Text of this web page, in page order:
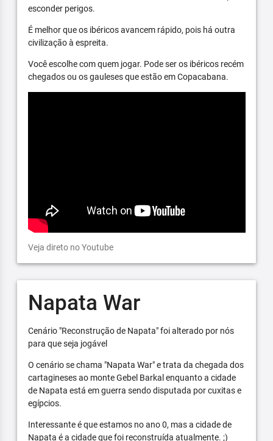
esconder perigos.
É melhor que os ibéricos avancem rápido, pois há outra
civilização à espreita.
Você escolhe com quem jogar. Pode ser os ibéricos recém
chegados ou os gauleses que estão em Copacabana.
Veja direto no Youtube
Napata War
Cenário "Reconstrução de Napata" foi alterado por nós
para que seja jogável
O cenário se chama "Napata War" e trata da chegada dos
cartagineses ao monte Gebel Barkal enquanto a cidade
de Napata está em guerra sendo disputada por cuxitas e
egípcios.
Interessante é que estamos no ano 0, mas a cidade de
Napata é a cidade que foi reconstruída atualmente. ;)